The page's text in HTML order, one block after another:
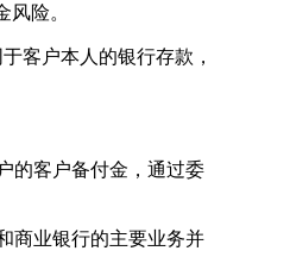
险。
客户本人的银行存款，
的客户备付金，通过委
商业银行的主要业务并